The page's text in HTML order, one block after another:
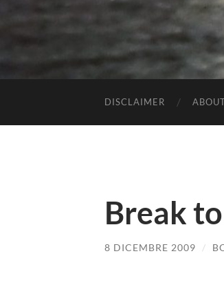
DISCLAIMER
Break
8 DICEMBRE 2009 /